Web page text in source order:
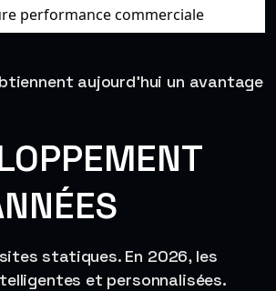
performance commerciale
aujourd’hui un avantage
statiques. En 2026, les
et personnalisées.